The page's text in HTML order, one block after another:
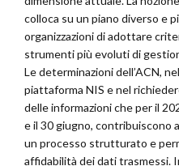
colloca su un piano diverso e
organizzazioni di adottare
strumenti più evoluti di
Le determinazioni dell’ACN,
piattaforma NIS e nel
delle informazioni che per il
e il 30 giugno, contribuiscono
un processo strutturato e
affidabilità dei dati trasmessi.